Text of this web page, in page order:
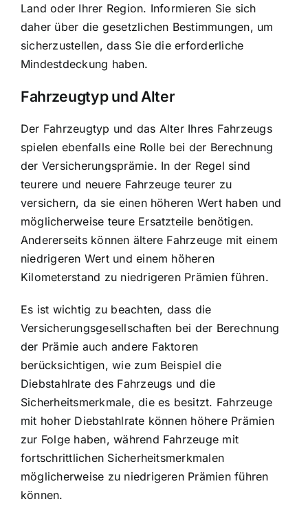
Land oder Ihrer Region. Informieren Sie sich
daher über die gesetzlichen Bestimmungen, um
sicherzustellen, dass Sie die erforderliche
Mindestdeckung haben.
Fahrzeugtyp und Alter
Der Fahrzeugtyp und das Alter Ihres Fahrzeugs
spielen ebenfalls eine Rolle bei der Berechnung
der Versicherungsprämie. In der Regel sind
teurere und neuere Fahrzeuge teurer zu
versichern, da sie einen höheren Wert haben und
möglicherweise teure Ersatzteile benötigen.
Andererseits können ältere Fahrzeuge mit einem
niedrigeren Wert und einem höheren
Kilometerstand zu niedrigeren Prämien führen.
Es ist wichtig zu beachten, dass die
Versicherungsgesellschaften bei der Berechnung
der Prämie auch andere Faktoren
berücksichtigen, wie zum Beispiel die
Diebstahlrate des Fahrzeugs und die
Sicherheitsmerkmale, die es besitzt. Fahrzeuge
mit hoher Diebstahlrate können höhere Prämien
zur Folge haben, während Fahrzeuge mit
fortschrittlichen Sicherheitsmerkmalen
möglicherweise zu niedrigeren Prämien führen
können.